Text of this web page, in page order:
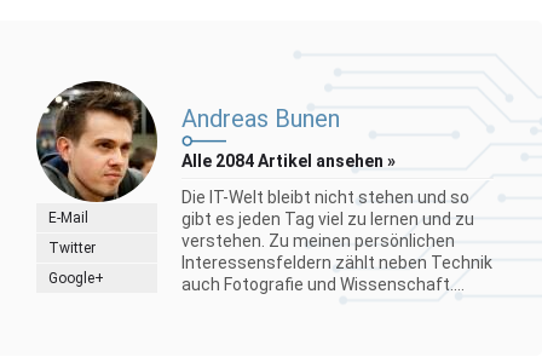
E-Mail
Twitter
Google+
Andreas Bunen
Alle 2084 Artikel ansehen »
Die IT-Welt bleibt nicht stehen und so
gibt es jeden Tag viel zu lernen und zu
verstehen. Zu meinen persönlichen
Interessensfeldern zählt neben Technik
auch Fotografie und Wissenschaft....